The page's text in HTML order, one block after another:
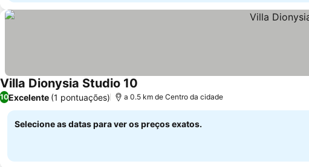
Villa Dionysia Studio 10
10Excelente (1 pontuações) a 0.5 km de Centro da cidade
Selecione as datas para ver os preços exatos.